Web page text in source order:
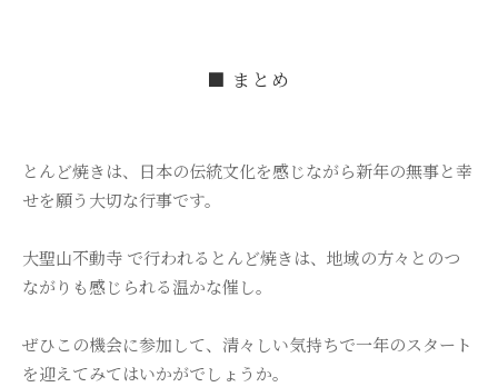
■ まとめ
とんど焼きは、日本の伝統文化を感じながら新年の無事と幸
せを願う大切な行事です。
大聖山不動寺 で行われるとんど焼きは、地域の方々とのつ
ながりも感じられる温かな催し。
ぜひこの機会に参加して、清々しい気持ちで一年のスタート
を迎えてみてはいかがでしょうか。